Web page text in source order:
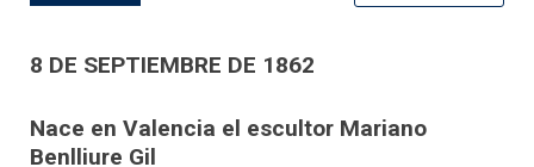
8 DE SEPTIEMBRE DE 1862
Nace en Valencia el escultor Mariano
Benlliure Gil